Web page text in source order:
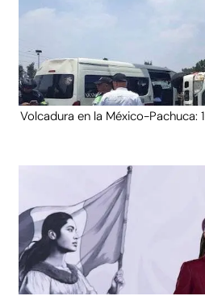
Volcadura en la México-Pachuca: